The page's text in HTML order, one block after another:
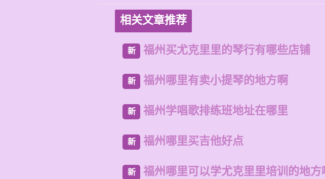
相关文章推荐
新 福州买尤克里里的琴行有哪些店铺
新 福州哪里有卖小提琴的地方啊
新 福州学唱歌排练班地址在哪里
新 福州哪里买吉他好点
新 福州哪里可以学尤克里里培训的地方